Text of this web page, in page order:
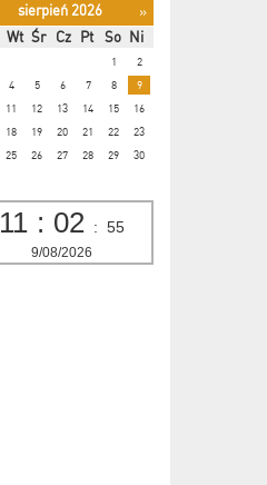
sierpień 2026
»
Wt Śr Cz Pt So Ni
1
2
4 5 6 7 8
9
11 12 13 14 15
16
18 19 20 21 22
23
25 26 27 28 29
30
11 : 02 : 56
9/08/2026